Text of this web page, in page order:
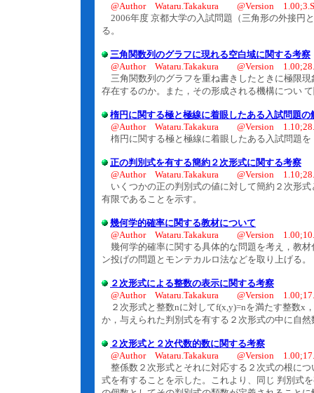
@Author Wataru.Takakura @Version
2006年度 京都大学の入試問題（三角形の外接円
る。
三角関数列のグラフに現れる空白域に関する考察
@Author Wataru.Takakura @Version
三角関数列のグラフを重ね書きしたときに極限
存在するのか。また，その形成される機構につい
楕円に関する極と極線に着眼したある入試問題の
@Author Wataru.Takakura @Version
楕円に関する極と極線に着眼したある入試問題
正の判別式を有する簡約２次形式に関する考察
@Author Wataru.Takakura @Version
いくつかの正の判別式の値に対して簡約２次形
有限であることを示す。
幾何学的確率に関する教材について
@Author Wataru.Takakura @Version
幾何学的確率に関する具体的な問題を考え，教
ン投げの問題とモンテカルロ法などを取り上げる。
２次形式による整数の表示に関する考察
@Author Wataru.Takakura @Version
２次形式と整数nに対してf(x,y)=nを満たす整数x
か，与えられた判別式を有する２次形式の中に自
２次形式と２次代数的数に関する考察
@Author Wataru.Takakura @Version
整係数２次形式とそれに対応する２次式の根に
式を有することを示した。これより、同じ 判別式